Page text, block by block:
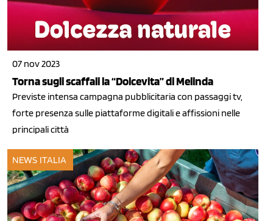
07 nov 2023
Torna sugli scaffali la “Dolcevita” di Melinda
Previste intensa campagna pubblicitaria con passaggi tv,
forte presenza sulle piattaforme digitali e affissioni nelle
principali città
NEWS ITALIA